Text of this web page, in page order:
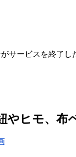
サービスを終了
やヒモ、布